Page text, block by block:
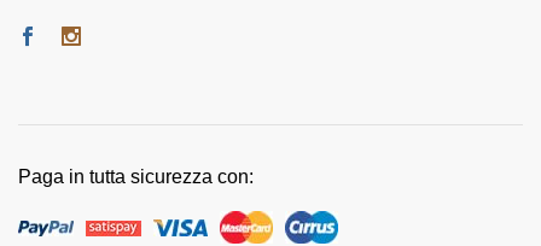
Paga in tutta sicurezza con: